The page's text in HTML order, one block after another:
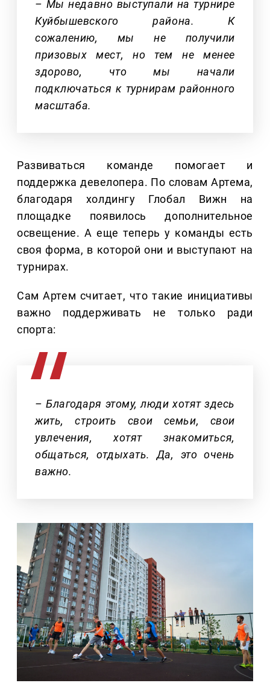
– Мы недавно выступали на турнире
Куйбышевского района. К
сожалению, мы не получили
призовых мест, но тем не менее
здорово, что мы начали
подключаться к турнирам районного
масштаба.
Развиваться команде помогает и
поддержка девелопера. По словам Артема,
благодаря холдингу Глобал Вижн на
площадке появилось дополнительное
освещение. А еще теперь у команды есть
своя форма, в которой они и выступают на
турнирах.
Сам Артем считает, что такие инициативы
важно поддерживать не только ради
спорта:
– Благодаря этому, люди хотят здесь
жить, строить свои семьи, свои
увлечения, хотят знакомиться,
общаться, отдыхать. Да, это очень
важно.